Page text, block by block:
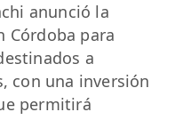
anunció la
Córdoba para
a
con una inversión
permitirá